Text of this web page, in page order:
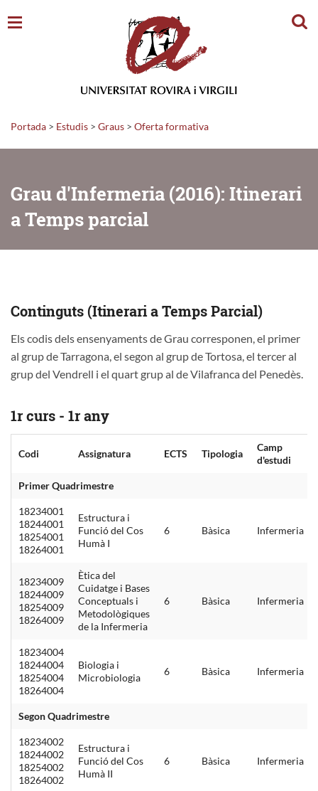
Portada > Estudis > Graus > Oferta formativa
Grau d'Infermeria (2016): Itinerari
a Temps parcial
Continguts (Itinerari a Temps Parcial)
Els codis dels ensenyaments de Grau corresponen, el primer
al grup de Tarragona, el segon al grup de Tortosa, el tercer al
grup del Vendrell i el quart grup al de Vilafranca del Penedès.
1r curs - 1r any
Codi Assignatura ECTS Tipologia
Camp
d'estudi
Primer Quadrimestre
18234001
18244001
18254001
18264001
Estructura i
Funció del Cos
Humà I
6 Bàsica Infermeria
18234009
18244009
18254009
18264009
Ètica del
Cuidatge i Bases
Conceptuals i
Metodològiques
de la Infermeria
6 Bàsica Infermeria
18234004
18244004
18254004
18264004
Biologia i
Microbiologia
6 Bàsica Infermeria
Segon Quadrimestre
18234002
18244002
18254002
18264002
Estructura i
Funció del Cos
Humà II
6 Bàsica Infermeria